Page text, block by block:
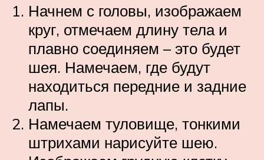
Начнем с головы, изображаем
круг, отмечаем длину тела и
плавно соединяем – это будет
шея. Намечаем, где будут
находиться передние и задние
лапы.
Намечаем туловище, тонкими
штрихами нарисуйте шею.